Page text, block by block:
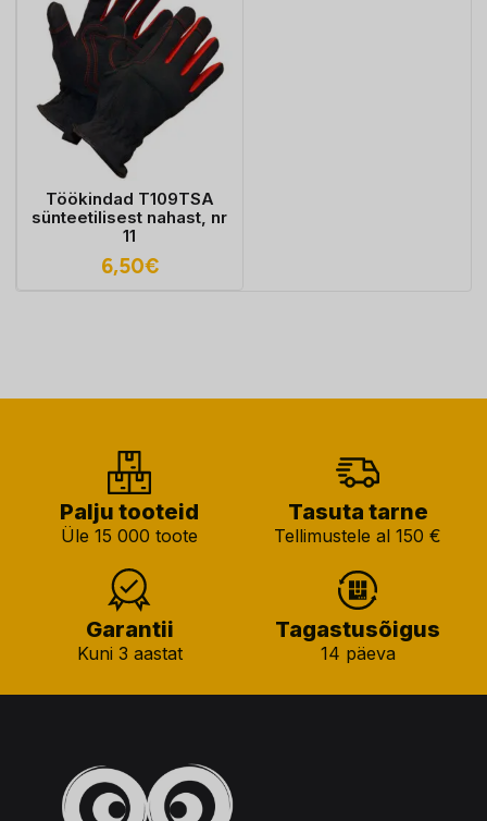
Töökindad T109TSA
sünteetilisest nahast, nr
11
6,50€
Palju tooteid
Üle 15 000 toote
Tasuta tarne
Tellimustele al 150 €
Garantii
Kuni 3 aastat
Tagastusõigus
14 päeva